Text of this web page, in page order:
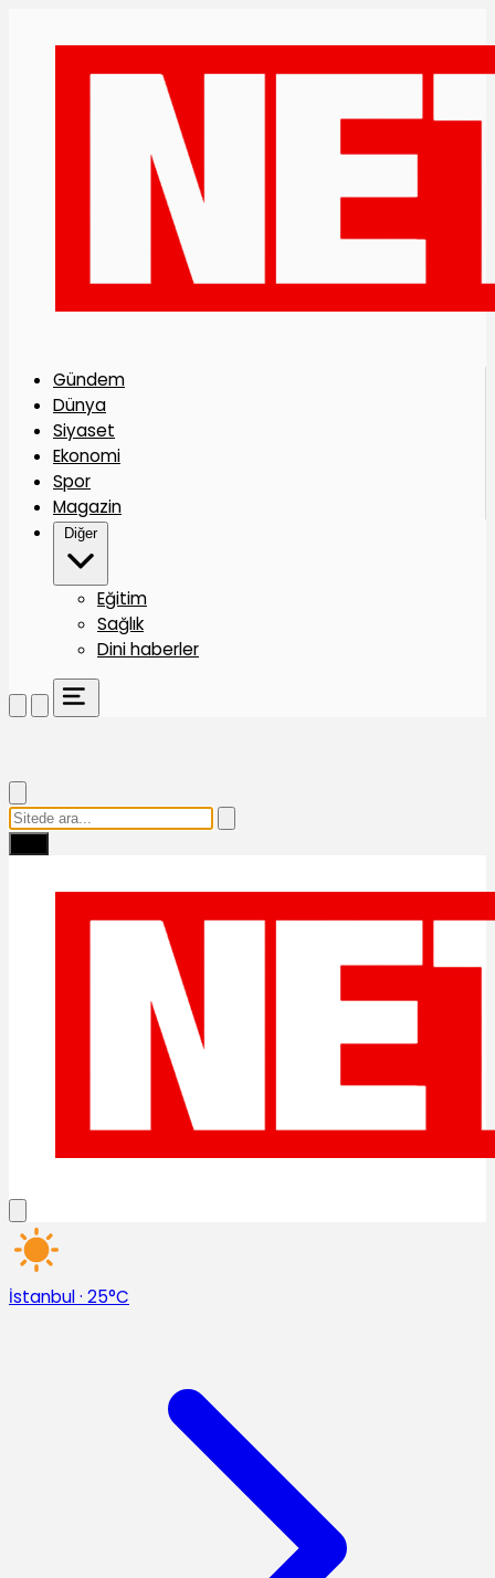
Gündem
Dünya
Siyaset
Ekonomi
Spor
Magazin
Diğer
Eğitim
Sağlık
Dini haberler
İstanbul· 25°C